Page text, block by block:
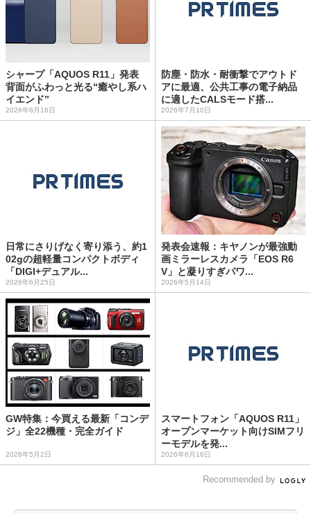
シャープ「AQUOS R11」発表
背面がふわっと光る“癒やし系ハ
イエンド”
2026年6月16日
防塵・防水・耐衝撃でアウトド
アに最適、公共工事の電子納品
に適したCALSモード搭...
2026年7月10日
日常にさりげなく寄り添う、約1
02gの超軽量コンパクトボディ
「DIGI+デュアル...
2026年6月25日
発表会速報：キヤノンが最強動
画ミラーレスカメラ「EOS R6
V」と凝りすぎパワ...
2026年5月14日
GW特集：今買える最新「コンデ
ジ」全22機種・完全ガイド
2026年5月2日
スマートフォン「AQUOS R11」
オープンマーケット向けSIMフリ
ーモデルを発...
2026年6月16日
Recommended by